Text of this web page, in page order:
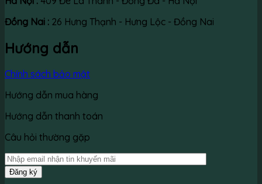
Đồng Nai : 26 Hưng Thạnh - Hưng Lộc - Đồng Nai
Hướng dẫn
Chính sách bảo mật
Hướng dẫn mua hàng
Hướng dẫn thanh toán
Câu hỏi thường gặp